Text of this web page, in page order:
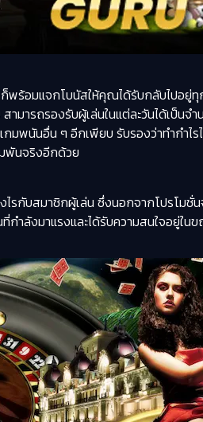
พร้อมแจกโบนัสให้คุณได้รับกลับไปอยู่ทุ
มารถรองรับผู้เล่นในแต่ละวันได้เป็น
กมพนันอื่น ๆ อีกเพียบ รับรองว่าทำก
พันจริงอีกด้วย
ไรกับสมาชิกผู้เล่น ซึ่งนอกจากโปรโมชั่น
ำลังมาแรงและได้รับความสนใจอยู่ใน